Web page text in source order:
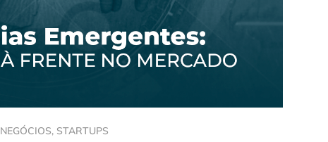
NEGÓCIOS, STARTUPS